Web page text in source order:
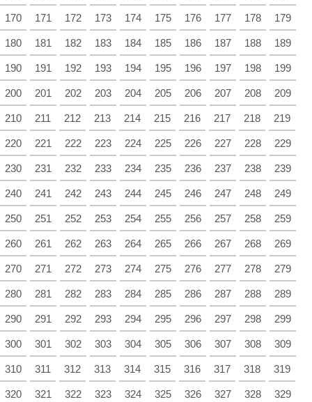
170 171 172 173 174 175 176 177 178 179
180 181 182 183 184 185 186 187 188 189
190 191 192 193 194 195 196 197 198 199
200 201 202 203 204 205 206 207 208 209
210 211 212 213 214 215 216 217 218 219
220 221 222 223 224 225 226 227 228 229
230 231 232 233 234 235 236 237 238 239
240 241 242 243 244 245 246 247 248 249
250 251 252 253 254 255 256 257 258 259
260 261 262 263 264 265 266 267 268 269
270 271 272 273 274 275 276 277 278 279
280 281 282 283 284 285 286 287 288 289
290 291 292 293 294 295 296 297 298 299
300 301 302 303 304 305 306 307 308 309
310 311 312 313 314 315 316 317 318 319
320 321 322 323 324 325 326 327 328 329